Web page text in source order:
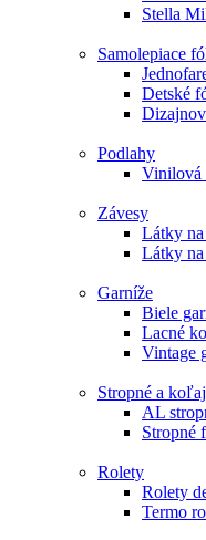
Stella
Samolepiace
Detské
Podlahy
Vinilová
Závesy
Látky
Látky na
Garníže
Biele
Lacné
Vintage
Stropné a
AL
Stropné
Rolety
Rolety
Termo